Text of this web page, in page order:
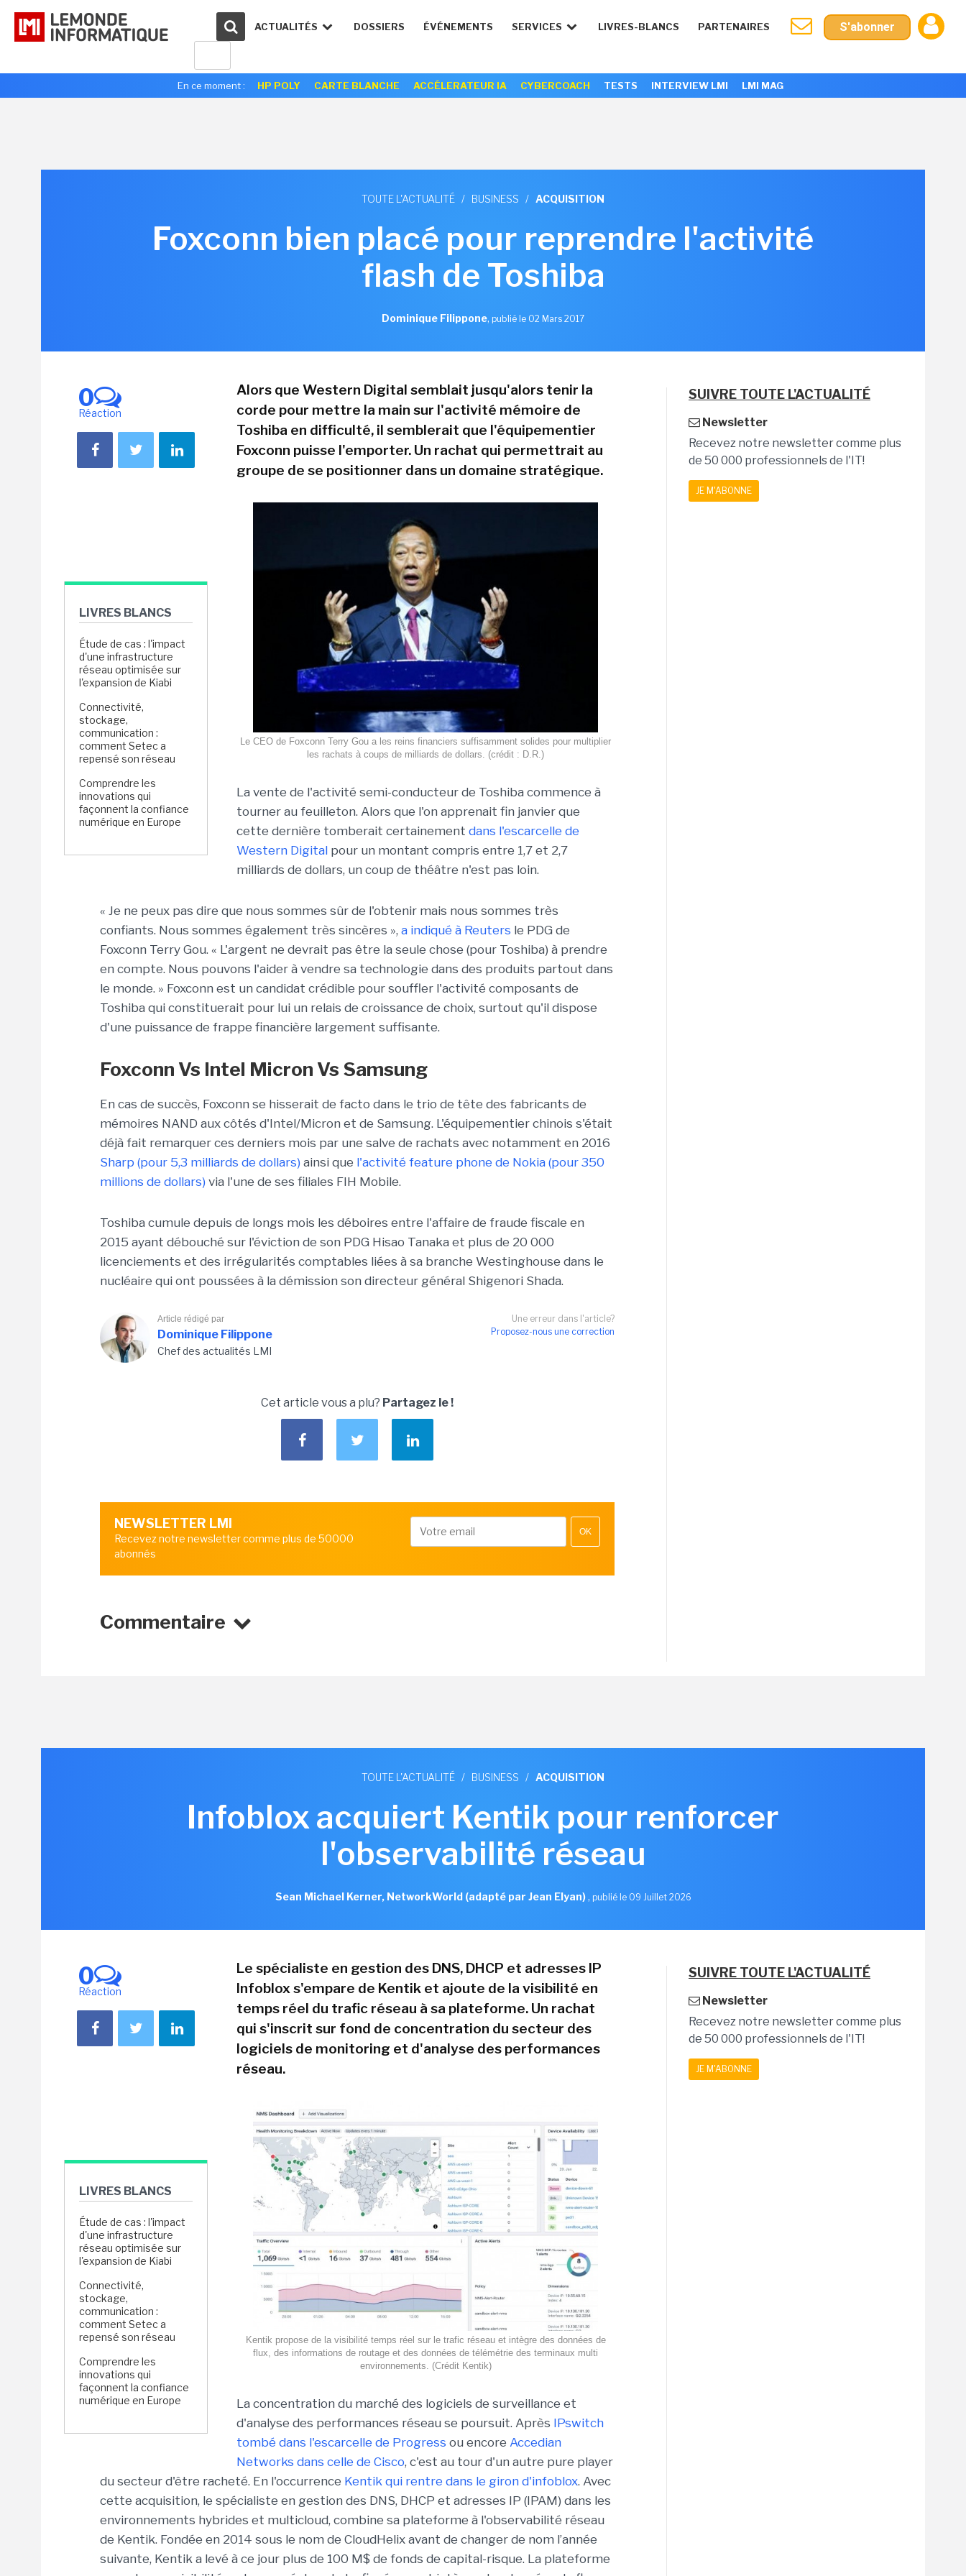
ACTUALITÉS DOSSIERS ÉVÉNEMENTS SERVICES LIVRES-BLANCS PARTENAIRES S'abonner
En ce moment : HP POLY CARTE BLANCHE ACCÉLERATEUR IA CYBERCOACH TESTS INTERVIEW LMI LMI MAG
TOUTE L'ACTUALITÉ / BUSINESS / ACQUISITION
Foxconn bien placé pour reprendre l'activité
flash de Toshiba
Dominique Filippone, publié le 02 Mars 2017
0
Réaction
LIVRES BLANCS
Étude de cas : l'impact
d'une infrastructure
réseau optimisée sur
l'expansion de Kiabi
Connectivité,
stockage,
communication :
comment Setec a
repensé son réseau
Comprendre les
innovations qui
façonnent la confiance
numérique en Europe
Alors que Western Digital semblait jusqu'alors tenir la
corde pour mettre la main sur l'activité mémoire de
Toshiba en difficulté, il semblerait que l'équipementier
Foxconn puisse l'emporter. Un rachat qui permettrait au
groupe de se positionner dans un domaine stratégique.
Le CEO de Foxconn Terry Gou a les reins financiers suffisamment solides pour multiplier
les rachats à coups de milliards de dollars. (crédit : D.R.)
La vente de l'activité semi-conducteur de Toshiba commence à
tourner au feuilleton. Alors que l'on apprenait fin janvier que
cette dernière tomberait certainement dans l'escarcelle de
Western Digital pour un montant compris entre 1,7 et 2,7
milliards de dollars, un coup de théâtre n'est pas loin.
« Je ne peux pas dire que nous sommes sûr de l'obtenir mais nous sommes très
confiants. Nous sommes également très sincères », a indiqué à Reuters le PDG de
Foxconn Terry Gou. « L'argent ne devrait pas être la seule chose (pour Toshiba) à prendre
en compte. Nous pouvons l'aider à vendre sa technologie dans des produits partout dans
le monde. » Foxconn est un candidat crédible pour souffler l'activité composants de
Toshiba qui constituerait pour lui un relais de croissance de choix, surtout qu'il dispose
d'une puissance de frappe financière largement suffisante.
Foxconn Vs Intel Micron Vs Samsung
En cas de succès, Foxconn se hisserait de facto dans le trio de tête des fabricants de
mémoires NAND aux côtés d'Intel/Micron et de Samsung. L'équipementier chinois s'était
déjà fait remarquer ces derniers mois par une salve de rachats avec notamment en 2016
Sharp (pour 5,3 milliards de dollars) ainsi que l'activité feature phone de Nokia (pour 350
millions de dollars) via l'une de ses filiales FIH Mobile.
Toshiba cumule depuis de longs mois les déboires entre l'affaire de fraude fiscale en
2015 ayant débouché sur l'éviction de son PDG Hisao Tanaka et plus de 20 000
licenciements et des irrégularités comptables liées à sa branche Westinghouse dans le
nucléaire qui ont poussées à la démission son directeur général Shigenori Shada.
Une erreur dans l'article?
Proposez-nous une correction
Article rédigé par
Dominique Filippone
Chef des actualités LMI
Cet article vous a plu? Partagez le !
NEWSLETTER LMI
Recevez notre newsletter comme plus de 50000
abonnés
OK
Commentaire
SUIVRE TOUTE L'ACTUALITÉ
Newsletter
Recevez notre newsletter comme plus
de 50 000 professionnels de l'IT!
JE M'ABONNE
TOUTE L'ACTUALITÉ / BUSINESS / ACQUISITION
Infoblox acquiert Kentik pour renforcer
l'observabilité réseau
Sean Michael Kerner, NetworkWorld (adapté par Jean Elyan), publié le 09 Juillet 2026
0
Réaction
LIVRES BLANCS
Étude de cas : l'impact
d'une infrastructure
réseau optimisée sur
l'expansion de Kiabi
Connectivité,
stockage,
communication :
comment Setec a
repensé son réseau
Comprendre les
innovations qui
façonnent la confiance
numérique en Europe
Le spécialiste en gestion des DNS, DHCP et adresses IP
Infoblox s'empare de Kentik et ajoute de la visibilité en
temps réel du trafic réseau à sa plateforme. Un rachat
qui s'inscrit sur fond de concentration du secteur des
logiciels de monitoring et d'analyse des performances
réseau.
Kentik propose de la visibilité temps réel sur le trafic réseau et intègre des données de
flux, des informations de routage et des données de télémétrie des terminaux multi
environnements. (Crédit Kentik)
La concentration du marché des logiciels de surveillance et
d'analyse des performances réseau se poursuit. Après IPswitch
tombé dans l'escarcelle de Progress ou encore Accedian
Networks dans celle de Cisco, c'est au tour d'un autre pure player
du secteur d'être racheté. En l'occurrence Kentik qui rentre dans le giron d'infoblox. Avec
cette acquisition, le spécialiste en gestion des DNS, DHCP et adresses IP (IPAM) dans les
environnements hybrides et multicloud, combine sa plateforme à l'observabilité réseau
de Kentik. Fondée en 2014 sous le nom de CloudHelix avant de changer de nom l’année
suivante, Kentik a levé à ce jour plus de 100 M$ de fonds de capital-risque. La plateforme
SUIVRE TOUTE L'ACTUALITÉ
Newsletter
Recevez notre newsletter comme plus
de 50 000 professionnels de l'IT!
JE M'ABONNE